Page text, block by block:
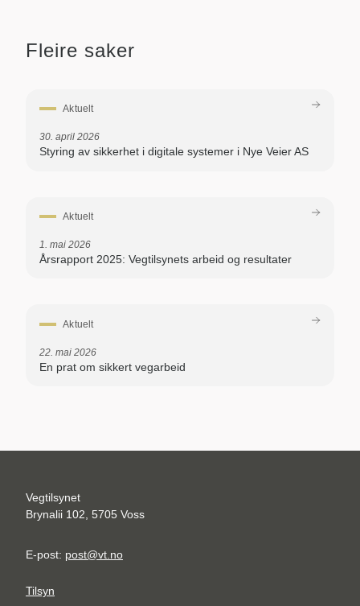
Fleire saker
Aktuelt
30. april 2026
Styring av sikkerhet i digitale systemer i Nye Veier AS
Aktuelt
1. mai 2026
Årsrapport 2025: Vegtilsynets arbeid og resultater
Aktuelt
22. mai 2026
En prat om sikkert vegarbeid
Vegtilsynet
Brynalii 102, 5705 Voss
E-post: post@vt.no
Tilsyn